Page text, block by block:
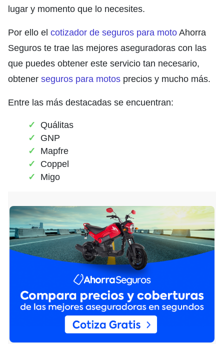
lugar y momento que lo necesites.
Por ello el cotizador de seguros para moto Ahorra
Seguros te trae las mejores aseguradoras con las
que puedes obtener este servicio tan necesario,
obtener seguros para motos precios y mucho más.
Entre las más destacadas se encuentran:
Quálitas
GNP
Mapfre
Coppel
Migo